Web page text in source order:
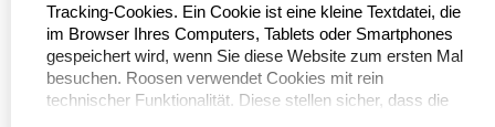
Über uns
Über BPL Handling
Tracking-Cookies. Ein Cookie ist eine kleine Textdatei, die
im Browser Ihres Computers, Tablets oder Smartphones
gespeichert wird, wenn Sie diese Website zum ersten Mal
besuchen. Roosen verwendet Cookies mit rein
technischer Funktionalität. Diese stellen sicher, dass die